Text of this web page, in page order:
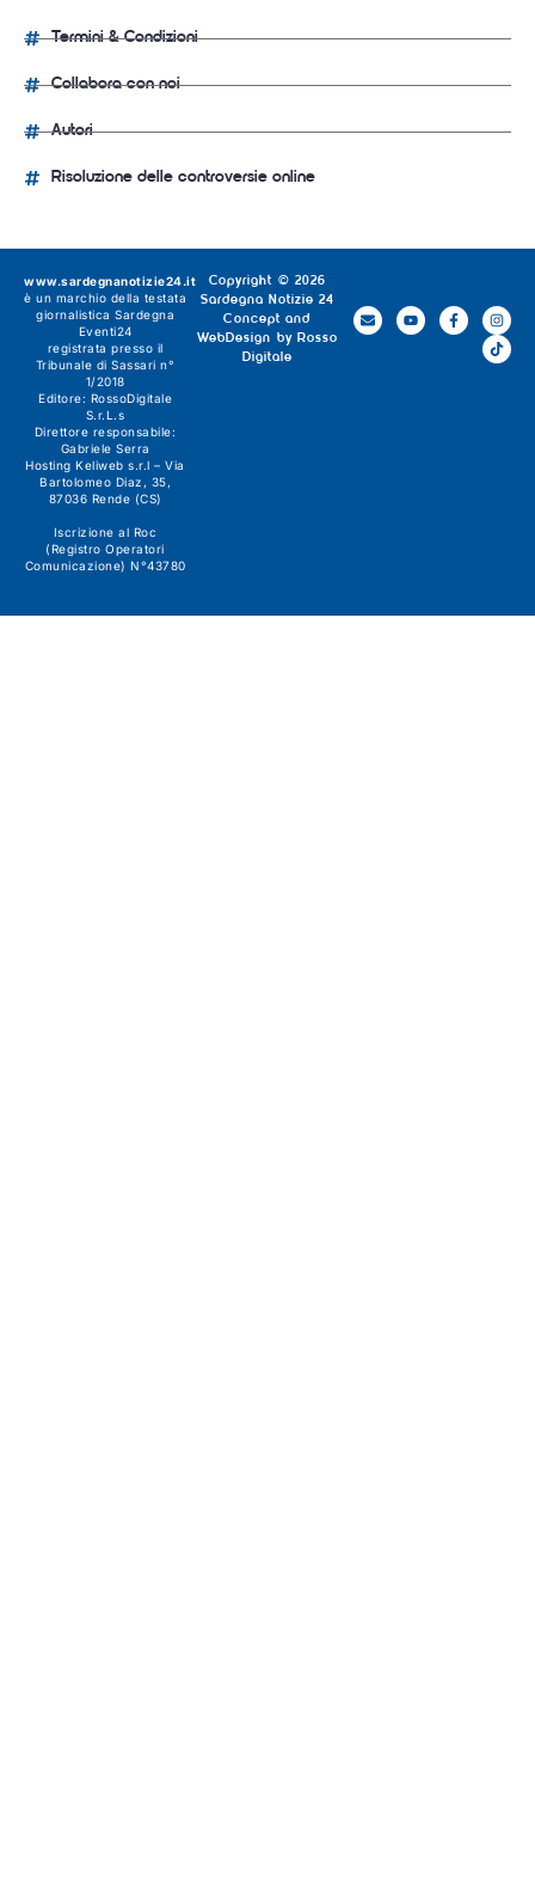
Termini & Condizioni
Collabora con noi
Autori
Risoluzione delle controversie online
Copyright © 2026
Sardegna Notizie 24
Concept and
WebDesign by Rosso
Digitale
www.sardegnanotizie24.it
è un marchio della testata
giornalistica Sardegna
Eventi24
registrata presso il
Tribunale di Sassari n°
1/2018
Editore: RossoDigitale
S.r.L.s
Direttore responsabile:
Gabriele Serra
Hosting Keliweb s.r.l – Via
Bartolomeo Diaz, 35,
87036 Rende (CS)
Iscrizione al Roc
(Registro Operatori
Comunicazione) N°43780